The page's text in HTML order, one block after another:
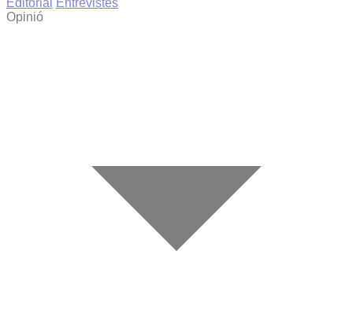
Editorial
Entrevistes
Opinió